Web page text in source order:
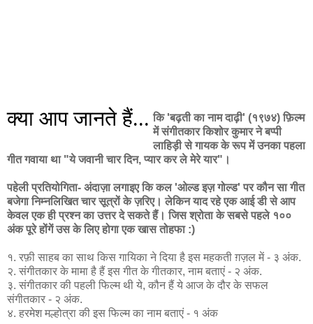
क्या आप जानते हैं... कि 'बढ़ती का नाम दाढ़ी' (१९७४) फ़िल्म
में संगीतकार किशोर कुमार ने बप्पी
लाहिड़ी से गायक के रूप में उनका पहला
गीत गवाया था "ये जवानी चार दिन, प्यार कर ले मेरे यार"।
पहेली प्रतियोगिता- अंदाज़ा लगाइए कि कल 'ओल्ड इज़ गोल्ड' पर कौन सा गीत
बजेगा निम्नलिखित चार सूत्रों के ज़रिए। लेकिन याद रहे एक आई डी से आप
केवल एक ही प्रश्न का उत्तर दे सकते हैं। जिस श्रोता के सबसे पहले १००
अंक पूरे होंगें उस के लिए होगा एक खास तोहफा :)
१. रफ़ी साहब का साथ किस गायिका ने दिया है इस महकती ग़ज़ल में - ३ अंक.
२. संगीतकार के मामा है हैं इस गीत के गीतकार, नाम बताएं - २ अंक.
३. संगीतकार की पहली फिल्म थी ये, कौन हैं ये आज के दौर के सफल
संगीतकार - २ अंक.
४. हरमेश मल्होत्रा की इस फिल्म का नाम बताएं - १ अंक